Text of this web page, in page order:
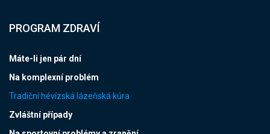
PROGRAM ZDRAVÍ
Máte-li jen pár dní
Na komplexní problém
Tradiční hévízská lázeňská kúra
Zvláštní případy